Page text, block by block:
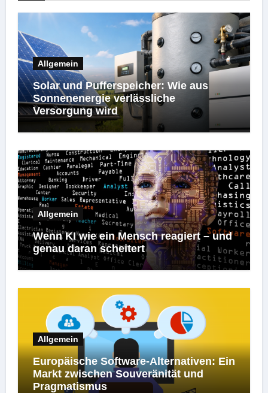
Allgemein
Solar und Pufferspeicher: Wie aus
Sonnenenergie verlässliche
Versorgung wird
Allgemein
Wenn KI wie ein Mensch reagiert – und
genau daran scheitert
Allgemein
Europäische Software-Alternativen: Ein
Markt zwischen Souveränität und
Pragmatismus